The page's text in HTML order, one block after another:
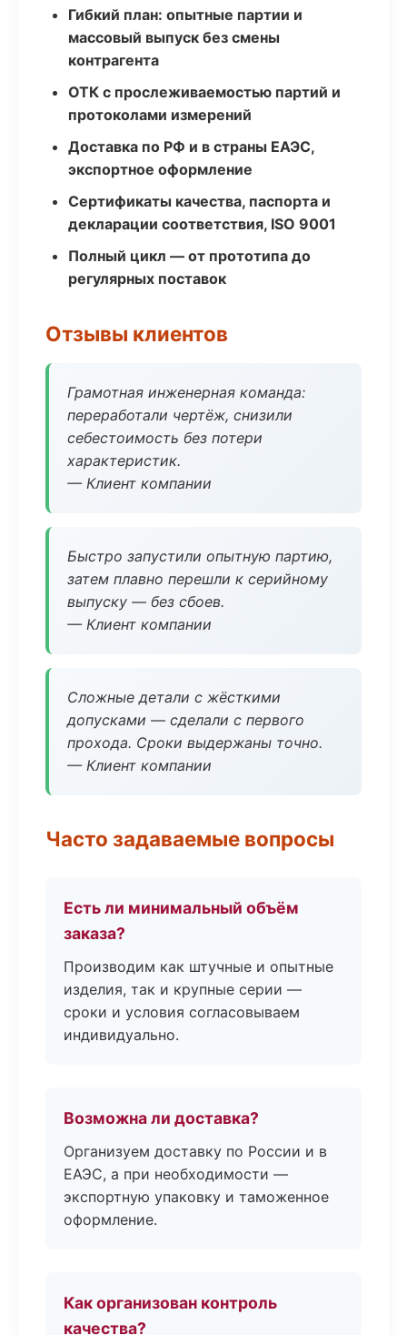
Гибкий план: опытные партии и
массовый выпуск без смены
контрагента
ОТК с прослеживаемостью партий и
протоколами измерений
Доставка по РФ и в страны ЕАЭС,
экспортное оформление
Сертификаты качества, паспорта и
декларации соответствия, ISO 9001
Полный цикл — от прототипа до
регулярных поставок
Отзывы клиентов
Грамотная инженерная команда:
переработали чертёж, снизили
себестоимость без потери
характеристик.
— Клиент компании
Быстро запустили опытную партию,
затем плавно перешли к серийному
выпуску — без сбоев.
— Клиент компании
Сложные детали с жёсткими
допусками — сделали с первого
прохода. Сроки выдержаны точно.
— Клиент компании
Часто задаваемые вопросы
Есть ли минимальный объём
заказа?
Производим как штучные и опытные
изделия, так и крупные серии —
сроки и условия согласовываем
индивидуально.
Возможна ли доставка?
Организуем доставку по России и в
ЕАЭС, а при необходимости —
экспортную упаковку и таможенное
оформление.
Как организован контроль
качества?